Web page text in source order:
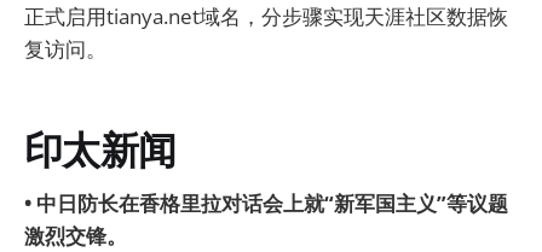
正式启用tianya.net域名，分步骤实现天涯社区数据恢
复访问。
印太新闻
• 中日防长在香格里拉对话会上就“新军国主义”等议题
激烈交锋。